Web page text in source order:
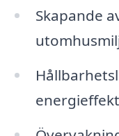
Skapande